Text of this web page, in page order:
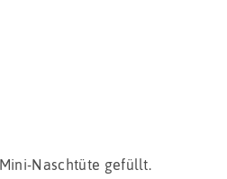
Naschtüte gefüllt.